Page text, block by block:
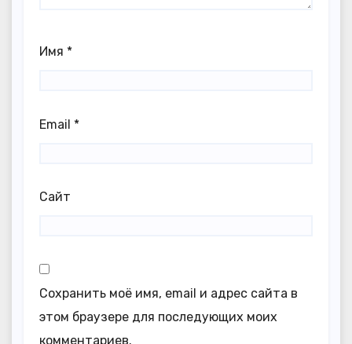
Имя *
Email *
Сайт
Сохранить моё имя, email и адрес сайта в
этом браузере для последующих моих
комментариев.